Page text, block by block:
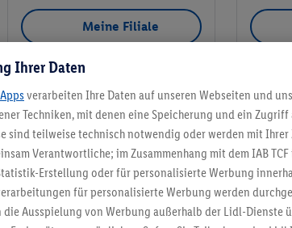
Meine Filiale
Meine Filiale
Ihrer Daten
verarbeiten Ihre Daten auf unseren Webseiten und
Techniken, mit denen eine Speicherung und ein Zugriff
sind teilweise technisch notwendig oder werden mit Ihrer
Verantwortliche; im Zusammenhang mit dem IAB
Erstellung oder für personalisierte Werbung
für personalisierte Werbung werden
Ausspielung von Werbung außerhalb der Lidl-Dienste